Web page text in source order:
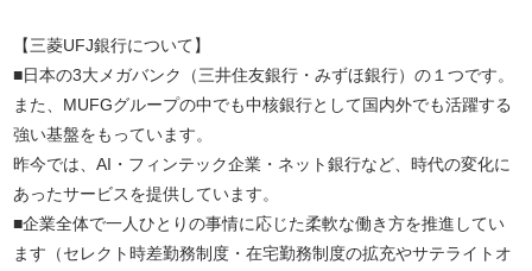
【三菱UFJ銀行について】
■日本の3大メガバンク（三井住友銀行・みずほ銀行）の１つです。
また、MUFGグループの中でも中核銀行として国内外でも活躍する
強い基盤をもっています。
昨今では、AI・フィンテック企業・ネット銀行など、時代の変化に
あったサービスを提供しています。
■企業全体で一人ひとりの事情に応じた柔軟な働き方を推進してい
ます（セレクト時差勤務制度・在宅勤務制度の拡充やサテライトオ